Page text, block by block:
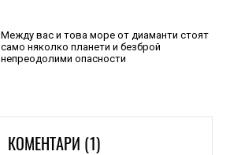
Между вас и това море от диаманти стоят
само няколко планети и безброй
непреодолими опасности
КОМЕНТАРИ (1)